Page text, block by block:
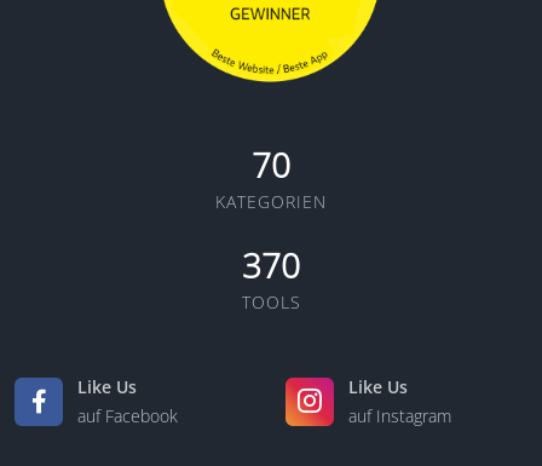
70
KATEGORIEN
370
TOOLS
Like Us
auf Facebook
Like Us
auf Instagram